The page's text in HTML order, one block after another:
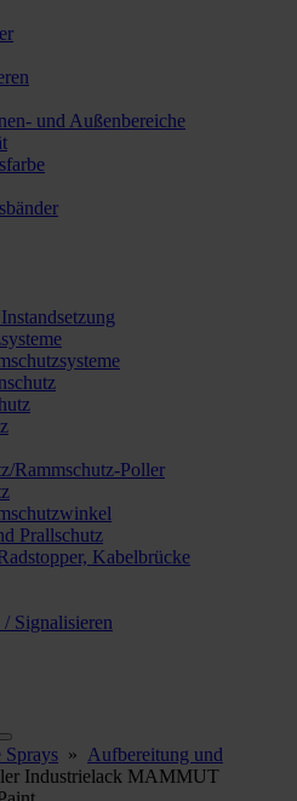
und Außenbereiche
Rammschutz-Poller
Prallschutz
Kabelbrücke
Signalisieren
Sprays »
Aufbereitung und
Industrielack MAMMUT